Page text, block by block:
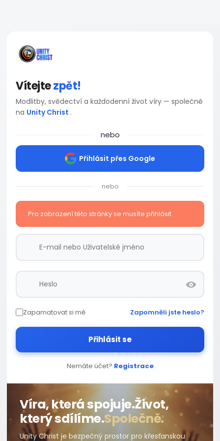
Vítejtezpět!
Modlitby, svědectví a každodenní život víry — společně
na Unity Christ .
nebo
Přihlásit přes Google
nebo
Pro zobrazení této stránky se musíte přihlásit
Zapamatovat si mě Zapomněli jste heslo?
Přihlásit se
Nemáte účet? Registrace
Víra, která spojuje.Život,
který sdílíme.Společně.
Unity Christ je bezpečný prostor pro křesťanskou